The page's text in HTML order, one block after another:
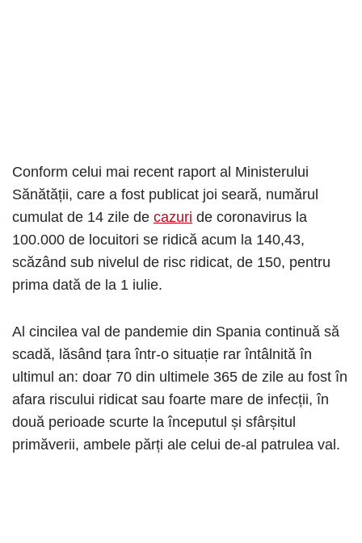
Conform celui mai recent raport al Ministerului
Sănătății, care a fost publicat joi seară, numărul
cumulat de 14 zile de cazuri de coronavirus la
100.000 de locuitori se ridică acum la 140,43,
scăzând sub nivelul de risc ridicat, de 150, pentru
prima dată de la 1 iulie.
Al cincilea val de pandemie din Spania continuă să
scadă, lăsând țara într-o situație rar întâlnită în
ultimul an: doar 70 din ultimele 365 de zile au fost în
afara riscului ridicat sau foarte mare de infecții, în
două perioade scurte la începutul și sfârșitul
primăverii, ambele părți ale celui de-al patrulea val.